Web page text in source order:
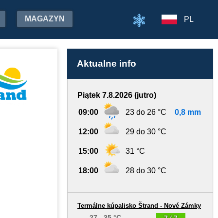
MAGAZYN PL
Aktualne info
Piątek 7.8.2026 (jutro)
09:00 23 do 26 °C 0,8 mm
12:00 29 do 30 °C
15:00 31 °C
18:00 28 do 30 °C
Termálne kúpalisko Štrand - Nové Zámky